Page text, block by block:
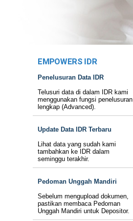
EMPOWERS IDR
Penelusuran Data IDR
Telusuri data di dalam IDR kami
menggunakan fungsi penelusuran
lengkap (Advanced).
Update Data IDR Terbaru
Lihat data yang sudah kami
tambahkan ke IDR dalam
seminggu terakhir.
Pedoman Unggah Mandiri
Sebelum mengupload dokumen,
pastikan membaca Pedoman
Unggah Mandiri untuk Depositor.